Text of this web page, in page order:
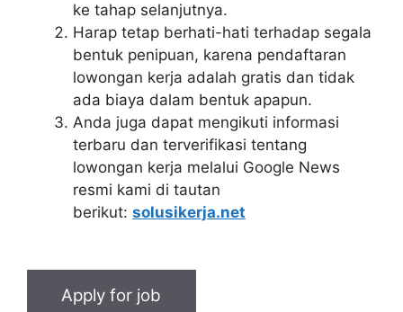
ke tahap selanjutnya.
Harap tetap berhati-hati terhadap segala
bentuk penipuan, karena pendaftaran
lowongan kerja adalah gratis dan tidak
ada biaya dalam bentuk apapun.
Anda juga dapat mengikuti informasi
terbaru dan terverifikasi tentang
lowongan kerja melalui Google News
resmi kami di tautan
berikut: solusikerja.net